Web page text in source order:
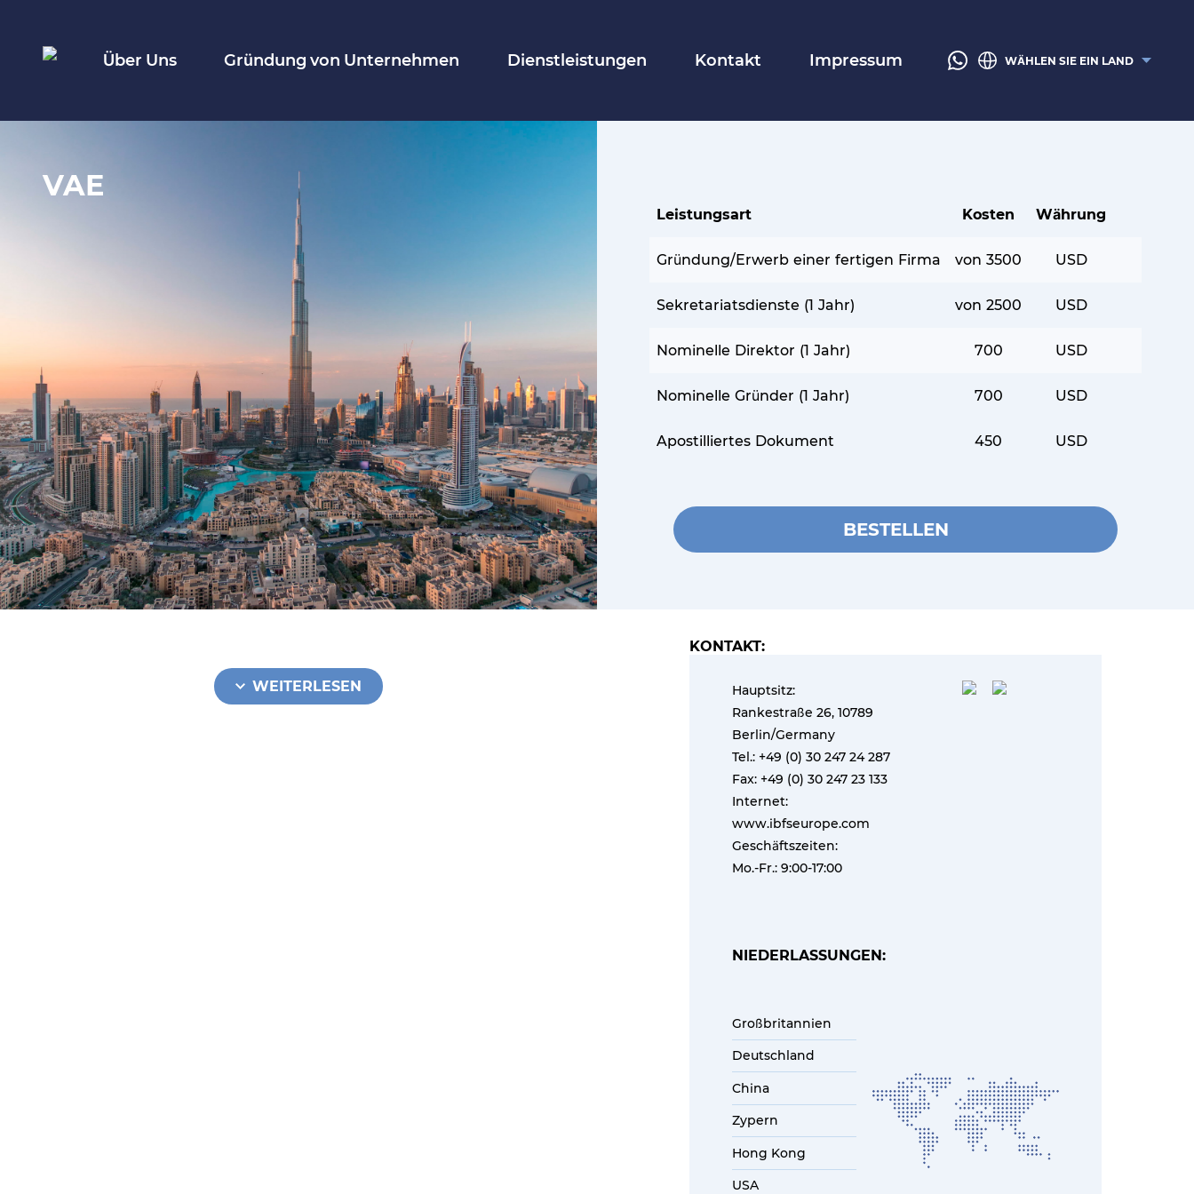
Über Uns Gründung von Unternehmen Dienstleistungen Kontakt Impressum WÄHLEN SIE EIN LAND
VAE
Leistungsart Kosten Währung
Gründung/Erwerb einer fertigen Firma von 3500 USD
Sekretariatsdienste (1 Jahr) von 2500 USD
Nominelle Direktor (1 Jahr) 700 USD
Nominelle Gründer (1 Jahr) 700 USD
Apostilliertes Dokument 450 USD
BESTELLEN
WEITERLESEN
KONTAKT:
Hauptsitz:
Rankestraße 26, 10789
Berlin/Germany
Tel.: +49 (0) 30 247 24 287
Fax: +49 (0) 30 247 23 133
Internet:
www.ibfseurope.com
Geschäftszeiten:
Mo.-Fr.: 9:00-17:00
NIEDERLASSUNGEN:
Großbritannien
Deutschland
China
Zypern
Hong Kong
USA